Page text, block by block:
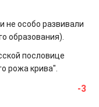
не особо развивали
образования).
пословице
рожа крива".
-3